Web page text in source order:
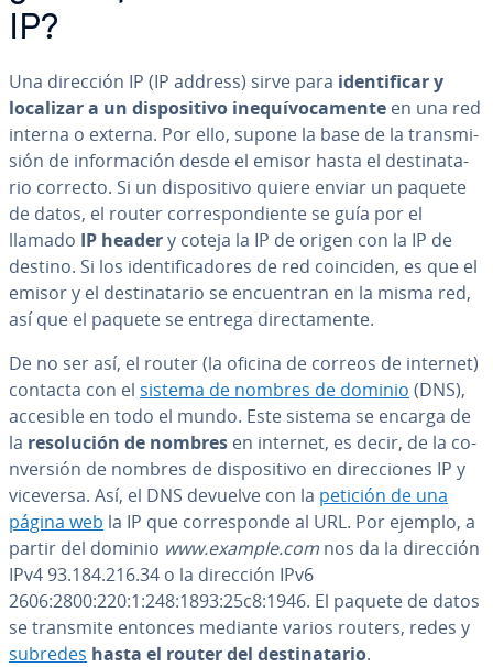
IP?
Una dirección IP (IP address) sirve para ide­n­ti­fi­car y
localizar a un di­s­po­si­ti­vo ine­quí­vo­ca­me­n­te en una red
interna o externa. Por ello, supone la base de la tra­n­s­mi­
sión de in­fo­r­ma­ción desde el emisor hasta el de­s­ti­na­ta­
rio correcto. Si un di­s­po­si­ti­vo quiere enviar un paquete
de datos, el router co­rre­s­po­n­die­n­te se guía por el
llamado IP headery coteja la IP de origen con la IP de
destino. Si los ide­n­ti­fi­ca­do­res de red coinciden, es que el
emisor y el de­s­ti­na­ta­rio se en­cue­n­tran en la misma red,
así que el paquete se entrega di­re­c­ta­me­n­te.
De no ser así, el router (la oficina de correos de internet)
contacta con el sistema de nombres de dominio (DNS),
accesible en todo el mundo. Este sistema se encarga de
la re­so­lu­ción de nombres en internet, es decir, de la co­
n­ve­r­sión de nombres de di­s­po­si­ti­vo en di­re­c­cio­nes IP y
viceversa. Así, el DNS devuelve con la petición de una
página web la IP que co­rre­s­po­n­de al URL. Por ejemplo, a
partir del dominio www.example.com nos da la dirección
IPv4 93.184.216.34 o la dirección IPv6
2606:2800:220:1:248:1893:25c8:1946. El paquete de datos
se transmite entonces mediante varios routers, redes y
subredes hasta el router del de­s­ti­na­ta­rio.